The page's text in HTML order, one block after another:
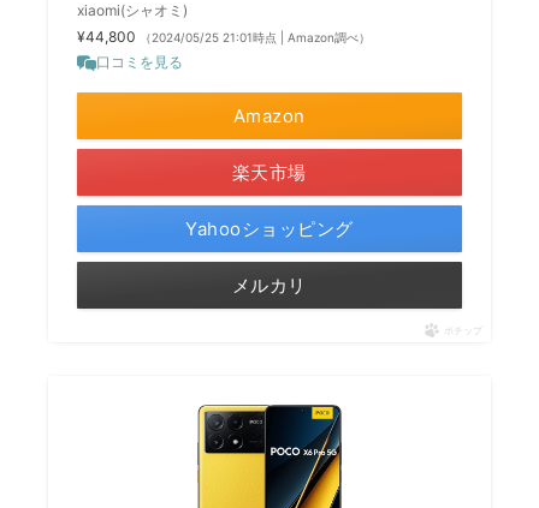
xiaomi(シャオミ)
¥44,800
（2024/05/25 21:01時点 | Amazon調べ）
口コミを見る
Amazon
楽天市場
Yahooショッピング
メルカリ
ポチップ